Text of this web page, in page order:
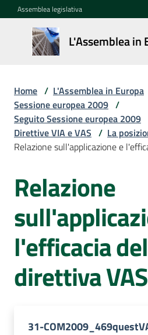
Vai al contenuto
Vai alla navigazione
Vai al footer
Assemblea legislativa
L'Assemblea in
L'Assemblea
in Europa
Cos'è
la
Sessione
europea
La
Rete
europea
regionale
Sessioni
europee
Home / L'Assemblea in Europa
Sessione europea 2009 /
Seguito Sessione europea 2009
Direttive VIA e VAS / La
Relazione sull'applicazione e
Relazione
l'efficacia
direttiva VAS
31-